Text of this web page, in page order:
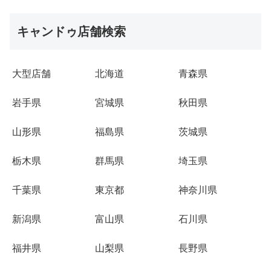
キャンドゥ店舗検索
大型店舗 北海道 青森県
岩手県 宮城県 秋田県
山形県 福島県 茨城県
栃木県 群馬県 埼玉県
千葉県 東京都 神奈川県
新潟県 富山県 石川県
福井県 山梨県 長野県